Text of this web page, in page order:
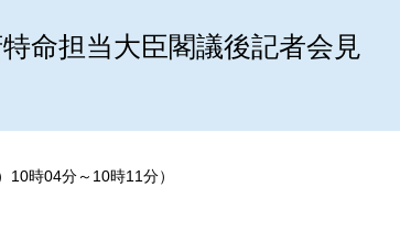
命担当大臣閣議後記者会見
10時04分～10時11分）